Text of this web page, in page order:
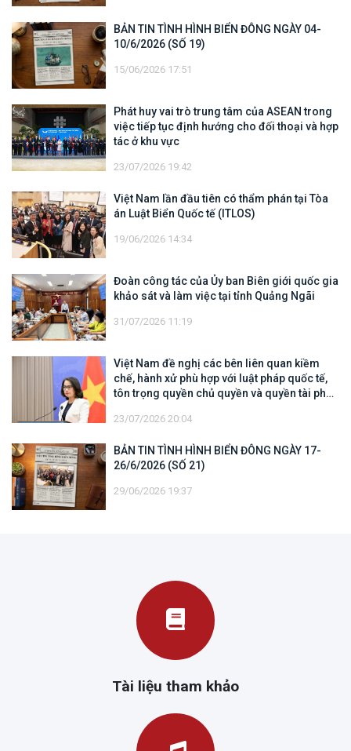
BẢN TIN TÌNH HÌNH BIỂN ĐÔNG NGÀY 04-
10/6/2026 (SỐ 19)
15/06/2026 17:51
Phát huy vai trò trung tâm của ASEAN trong
việc tiếp tục định hướng cho đối thoại và hợp
tác ở khu vực
23/07/2026 19:42
Việt Nam lần đầu tiên có thẩm phán tại Tòa
án Luật Biển Quốc tế (ITLOS)
19/06/2026 14:34
Đoàn công tác của Ủy ban Biên giới quốc gia
khảo sát và làm việc tại tỉnh Quảng Ngãi
31/07/2026 11:19
Việt Nam đề nghị các bên liên quan kiềm
chế, hành xử phù hợp với luật pháp quốc tế,
tôn trọng quyền chủ quyền và quyền tài phán
địa của quốc gia ven biển
23/07/2026 20:04
BẢN TIN TÌNH HÌNH BIỂN ĐÔNG NGÀY 17-
26/6/2026 (SỐ 21)
29/06/2026 19:37
Tài liệu tham khảo